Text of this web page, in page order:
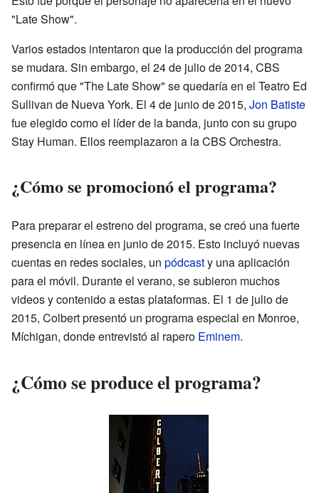
"Late Show".
Varios estados intentaron que la producción del programa
se mudara. Sin embargo, el 24 de julio de 2014, CBS
confirmó que "The Late Show" se quedaría en el Teatro Ed
Sullivan de Nueva York. El 4 de junio de 2015, Jon Batiste
fue elegido como el líder de la banda, junto con su grupo
Stay Human. Ellos reemplazaron a la CBS Orchestra.
¿Cómo se promocionó el programa?
Para preparar el estreno del programa, se creó una fuerte
presencia en línea en junio de 2015. Esto incluyó nuevas
cuentas en redes sociales, un pódcasty una aplicación
para el móvil. Durante el verano, se subieron muchos
videos y contenido a estas plataformas. El 1 de julio de
2015, Colbert presentó un programa especial en Monroe,
Míchigan, donde entrevistó al rapero Eminem.
¿Cómo se produce el programa?